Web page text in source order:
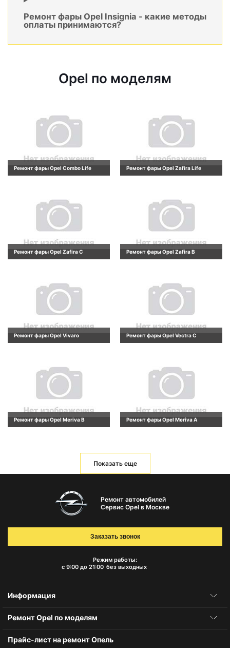
Ремонт фары Opel Insignia - какие методы
оплаты принимаются?
Opel по моделям
Ремонт фары Opel Combo Life Ремонт фары Opel Zafira Life
Ремонт фары Opel Zafira C Ремонт фары Opel Zafira B
Ремонт фары Opel Vivaro Ремонт фары Opel Vectra C
Ремонт фары Opel Meriva B Ремонт фары Opel Meriva A
Показать еще
Ремонт автомобилей
Сервис Opel в Москве
Режим работы:
с 9:00 до 21:00 без выходных
Заказать звонок
Информация
Ремонт Opel по моделям
Прайс-лист на ремонт Опель